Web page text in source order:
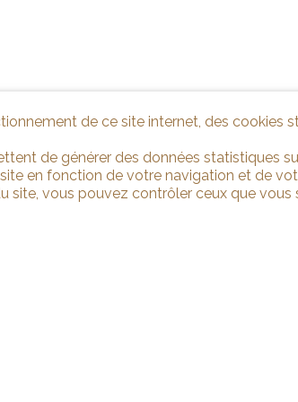
de ce site internet, des cookies
de générer des données statistiques
en fonction de votre navigation et de
site, vous pouvez contrôler ceux que vous